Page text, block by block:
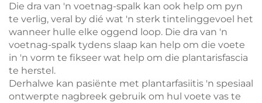
Die dra van 'n voetnag-spalk kan ook help om pyn
te verlig, veral by dié wat 'n sterk tintelinggevoel het
wanneer hulle elke oggend loop. Die dra van 'n
voetnag-spalk tydens slaap kan help om die voete
in 'n vorm te fikseer wat help om die plantarisfascia
te herstel.
Derhalwe kan pasiënte met plantarfasiitis 'n spesiaal
ontwerpte nagbreek gebruik om hul voete vas te